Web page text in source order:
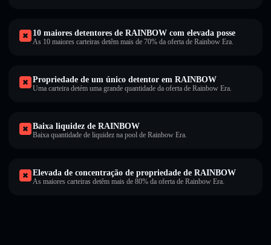
10 maiores detentores de RAINBOW com elevada posse
As 10 maiores carteiras detêm mais de 70% da oferta de Rainbow Era.
Propriedade de um único detentor em RAINBOW
Uma carteira detém uma grande quantidade da oferta de Rainbow Era.
Baixa liquidez de RAINBOW
Baixa quantidade de liquidez na pool de Rainbow Era.
Elevada de concentração de propriedade de RAINBOW
As maiores carteiras detêm mais de 80% da oferta de Rainbow Era.